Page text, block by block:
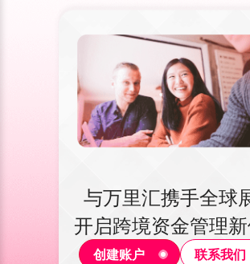
与万里汇携手全球
开启跨境资金管理
创建账户 联系我们